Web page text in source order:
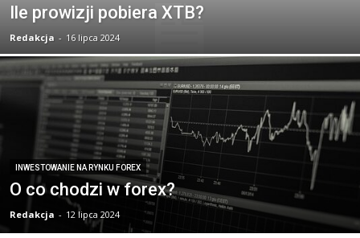
Ile prowizji pobiera XTB?
Redakcja - 16 lipca 2024
INWESTOWANIE NA RYNKU FOREX
O co chodzi w forex?
Redakcja - 12 lipca 2024